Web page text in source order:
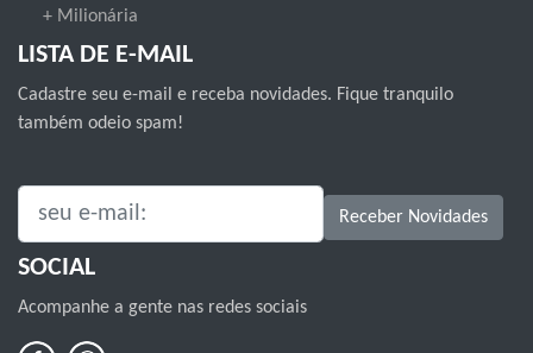
+ Milionária
LISTA DE E-MAIL
Cadastre seu e-mail e receba novidades. Fique tranquilo
também odeio spam!
SEU E-MAIL: Receber Novidades
SOCIAL
Acompanhe a gente nas redes sociais